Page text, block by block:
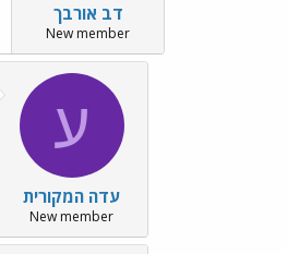
דב אורבך
New member
ע
עדה המקורית
New member